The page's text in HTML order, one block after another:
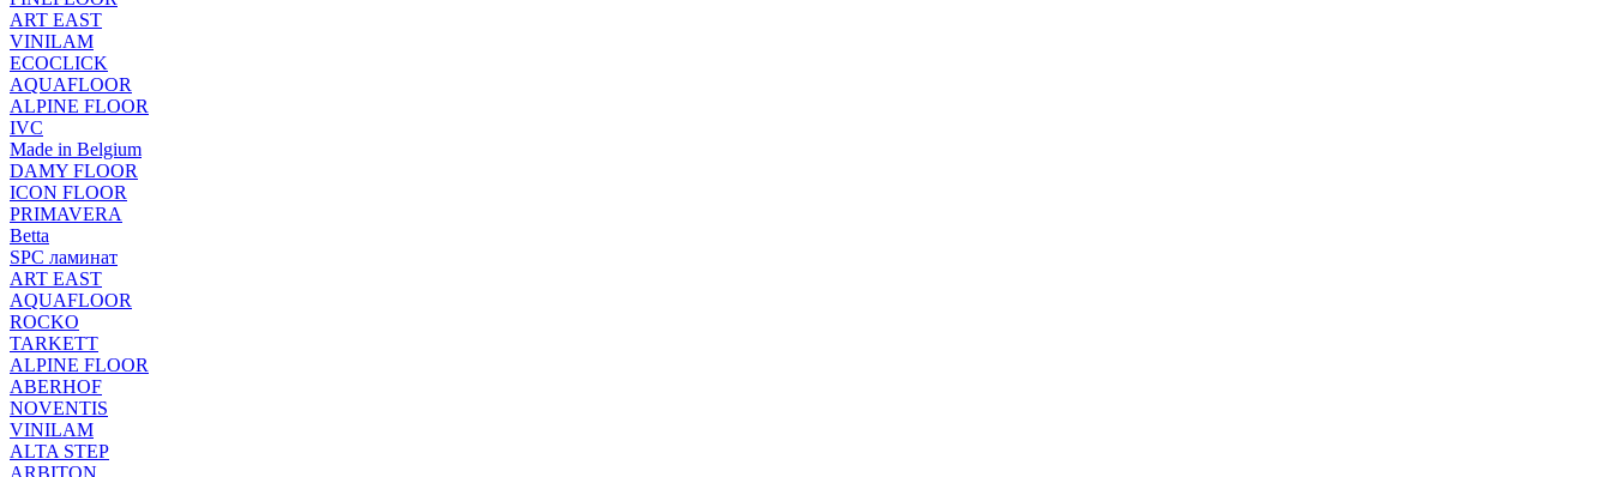
ART EAST
VINILAM
ECOCLICK
AQUAFLOOR
ALPINE FLOOR
IVC
Made in Belgium
DAMY FLOOR
ICON FLOOR
PRIMAVERA
Betta
SPC ламинат
ART EAST
AQUAFLOOR
ROCKO
TARKETT
ALPINE FLOOR
ABERHOF
NOVENTIS
VINILAM
ALTA STEP
ARBITON